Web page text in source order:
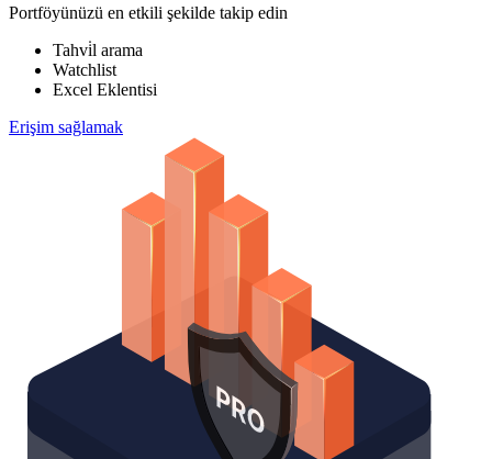
Portföyünüzü en etkili şekilde takip edin
Tahvi̇l arama
Watchlist
Excel Eklentisi
Erişim sağlamak